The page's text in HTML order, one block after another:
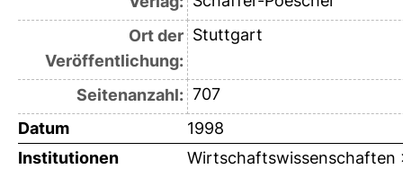
Ort der
Veröffentlichung:
Stuttgart
Seitenanzahl: 707
Datum
1998
Institutionen